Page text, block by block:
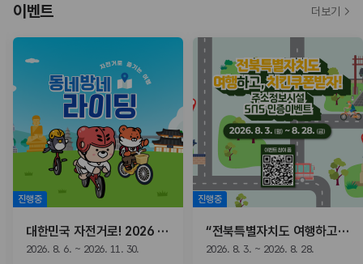
이벤트
진행중
대한민국 자전거로! 2026 동네방네 라이딩
2026. 8. 6. ~ 2026. 11. 30.
진행중
“전북특별자치도 여행하고, 치킨쿠폰받자!” 주소정보시설 SNS 인증이벤트
2026. 8. 3. ~ 2026. 8. 28.
더보기